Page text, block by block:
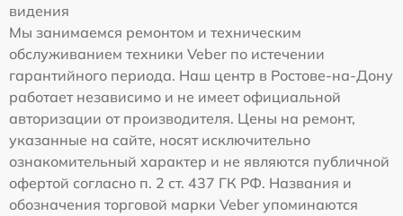
видения
Мы занимаемся ремонтом и техническим
обслуживанием техники Veber по истечении
гарантийного периода. Наш центр в Ростове-на-Дону
работает независимо и не имеет официальной
авторизации от производителя. Цены на ремонт,
указанные на сайте, носят исключительно
ознакомительный характер и не являются публичной
офертой согласно п. 2 ст. 437 ГК РФ. Названия и
обозначения торговой марки Veber упоминаются